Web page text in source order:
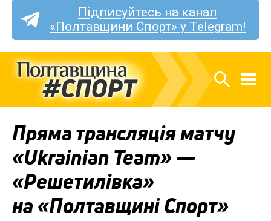
Підписуйтесь на канал
«Полтавщини Спорт» у Telegram!
Пряма трансляція матчу
«Ukrainian Team» —
«Решетилівка»
на «Полтавщині Спорт»